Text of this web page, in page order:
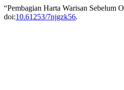
“Pembagian Harta Warisan Sebelum
doi:10.61253/7njgzk56.